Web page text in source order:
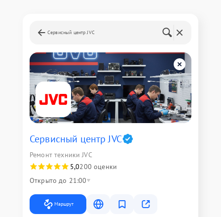
Сервисный центр JVC
Сервисный центр JVC
Ремонт техники JVC
5,0200 оценки
Открыто до 21:00
Маршрут